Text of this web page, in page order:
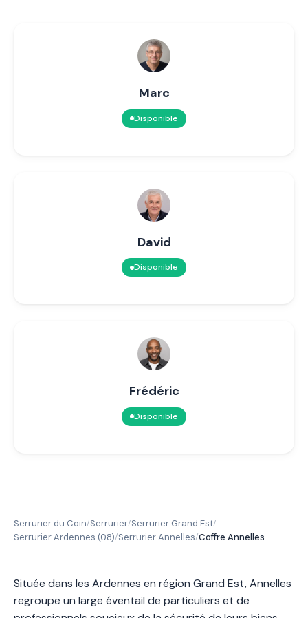
Marc
Disponible
David
Disponible
Frédéric
Disponible
Serrurier du Coin/Serrurier/Serrurier Grand Est/
Serrurier Ardennes (08)/Serrurier Annelles/Coffre Annelles
Située dans les Ardennes en région Grand Est, Annelles
regroupe un large éventail de particuliers et de